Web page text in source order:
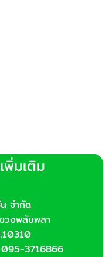
มเติม
จำกัด
วงพลับพลา
3716866